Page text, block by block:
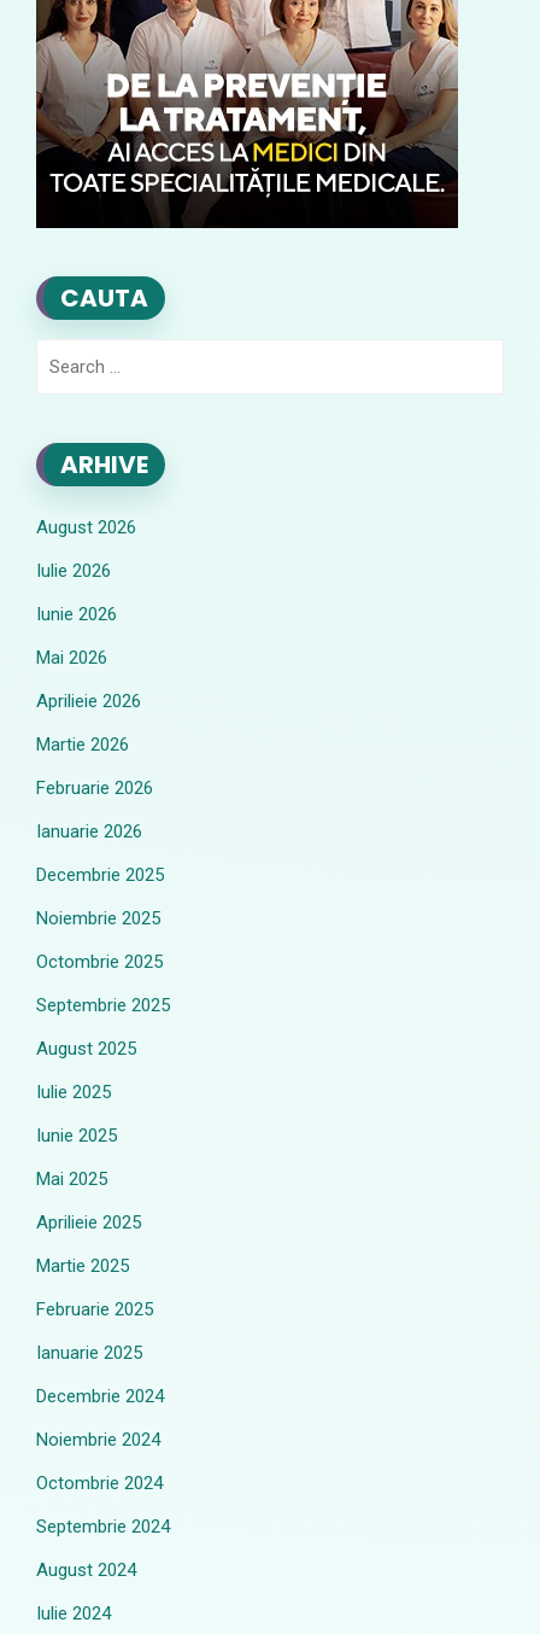
CAUTA
ARHIVE
August 2026
Iulie 2026
Iunie 2026
Mai 2026
Aprilieie 2026
Martie 2026
Februarie 2026
Ianuarie 2026
Decembrie 2025
Noiembrie 2025
Octombrie 2025
Septembrie 2025
August 2025
Iulie 2025
Iunie 2025
Mai 2025
Aprilieie 2025
Martie 2025
Februarie 2025
Ianuarie 2025
Decembrie 2024
Noiembrie 2024
Octombrie 2024
Septembrie 2024
August 2024
Iulie 2024